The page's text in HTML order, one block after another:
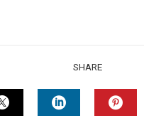
SHARE